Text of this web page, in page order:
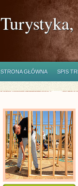
STRONA GŁÓWNA SPIS